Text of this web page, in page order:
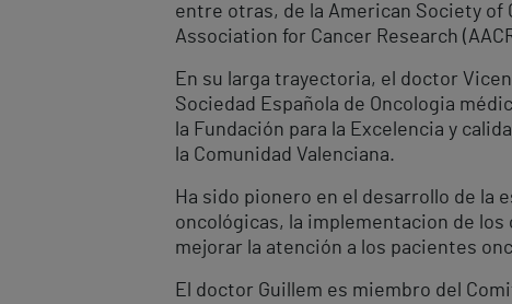
entre otras, de la American Society of
Association for Cancer Research
En su larga trayectoria, el doctor
Sociedad Española de Oncologia
la Fundación para la Excelencia y
la Comunidad Valenciana.
Ha sido pionero en el desarrollo de la
oncológicas, la implementacion de
mejorar la atención a los pacientes
El doctor Guillem es miembro del